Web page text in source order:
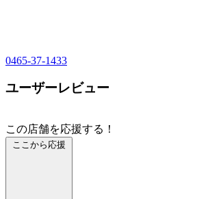
0465-37-1433
ユーザーレビュー
この店舗を応援する！
ここから応援